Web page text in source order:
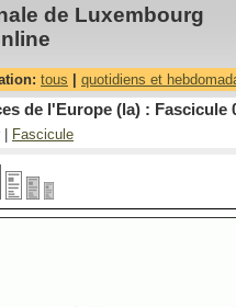
de Luxembourg
tous quotidiens et
de l'Europe (la) : Fascicule
Fascicule